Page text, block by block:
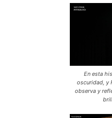
En esta
oscuridad, y
observa y